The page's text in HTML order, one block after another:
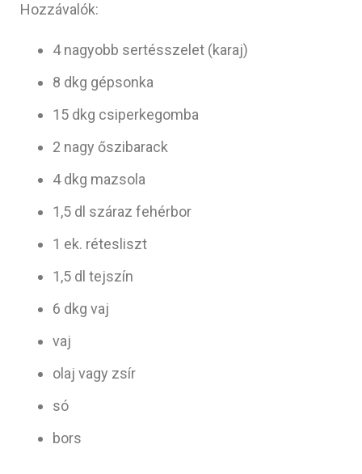
Hozzávalók:
4 nagyobb sertésszelet (karaj)
8 dkg gépsonka
15 dkg csiperkegomba
2 nagy őszibarack
4 dkg mazsola
1,5 dl száraz fehérbor
1 ek. rétesliszt
1,5 dl tejszín
6 dkg vaj
vaj
olaj vagy zsír
só
bors